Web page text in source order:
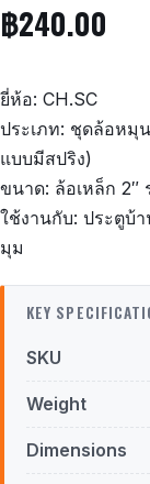
฿240.00
ยี่ห้อ: CH.SC
ประเภท: ชุดล้อหมุ
แบบมีสปริง)
ขนาด: ล้อเหล็ก 2″
ใช้งานกับ: ประตูบ้า
มุม
KEY
SKU
Weight
Dimensions